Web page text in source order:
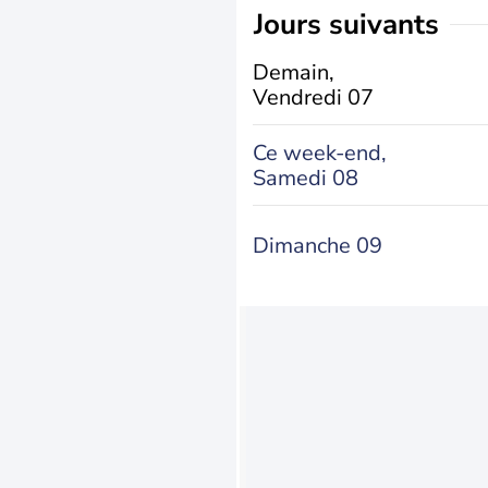
jours suivants
Demain,
Vendredi 07
Ce week-end,
Samedi 08
Dimanche 09